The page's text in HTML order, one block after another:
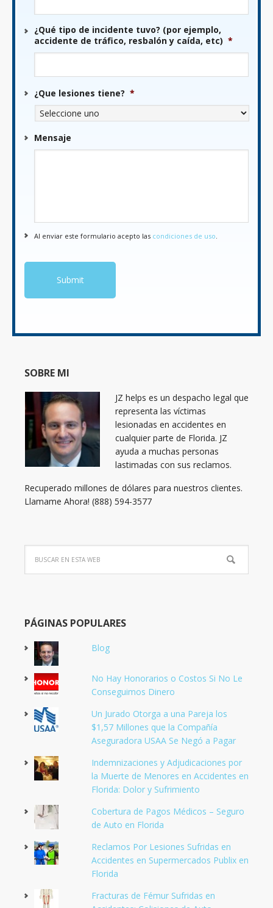
¿Qué tipo de incidente tuvo? (por ejemplo,
accidente de tráfico, resbalón y caída, etc) *
¿Que lesiones tiene? *
Mensaje
Al enviar este formulario acepto las condiciones de uso
SOBRE MI
JZ helps es un despacho legal que
representa las víctimas
lesionadas en accidentes en
cualquier parte de Florida. JZ
ayuda a muchas personas
lastimadas con sus reclamos.
Recuperado millones de dólares para nuestros clientes.
Llamame Ahora! (888) 594-3577
PÁGINAS POPULARES
Blog
No Hay Honorarios o Costos Si No Le
Conseguimos Dinero
Un Jurado Otorga a una Pareja los
$1,57 Millones que la Compañía
Aseguradora USAA Se Negó a Pagar
Indemnizaciones y Adjudicaciones por
la Muerte de Menores en Accidentes en
Florida: Dolor y Sufrimiento
Cobertura de Pagos Médicos – Seguro
de Auto en Florida
Reclamos Por Lesiones Sufridas en
Accidentes en Supermercados Publix en
Florida
Fracturas de Fémur Sufridas en